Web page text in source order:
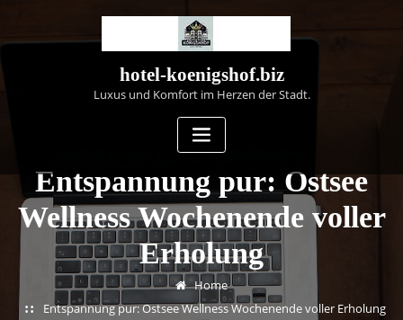
content
hotel-koenigshof.biz
Luxus und Komfort im Herzen der Stadt.
Entspannung pur: Ostsee
Wellness Wochenende voller
Erholung
Home
Entspannung pur: Ostsee Wellness Wochenende voller Erholung